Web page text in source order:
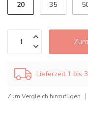
20 35
Lieferzeit 1 bis
Zum Vergleich hinzufügen